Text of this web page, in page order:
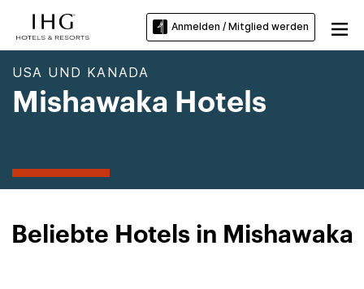
Anmelden / Mitglied werden
USA UND KANADA
Mishawaka Hotels
Beliebte Hotels in Mishawaka